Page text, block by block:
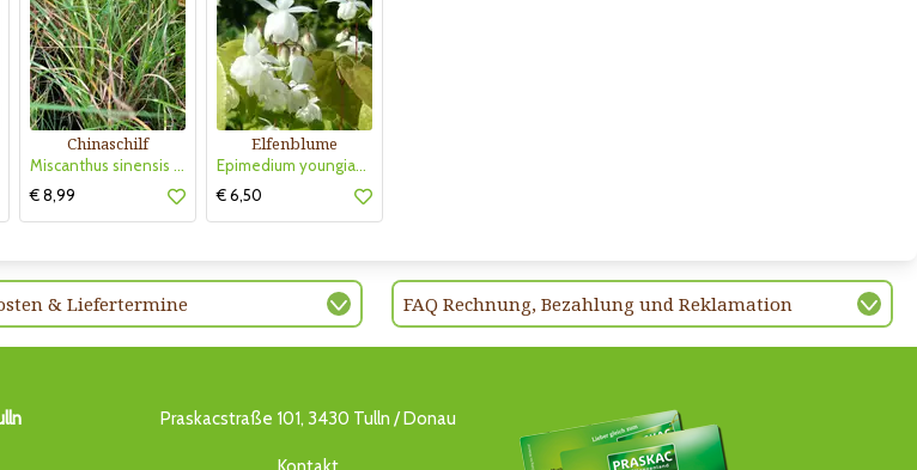
Chinaschilf
Miscanthus sinensis 'Strictus Dwarf'
€ 8,99
Elfenblume
Epimedium youngianum 'Niveum'
€ 6,50
& Liefertermine FAQ Rechnung, Bezahlung und Reklamation
Praskacstraße 101, 3430 Tulln / Donau